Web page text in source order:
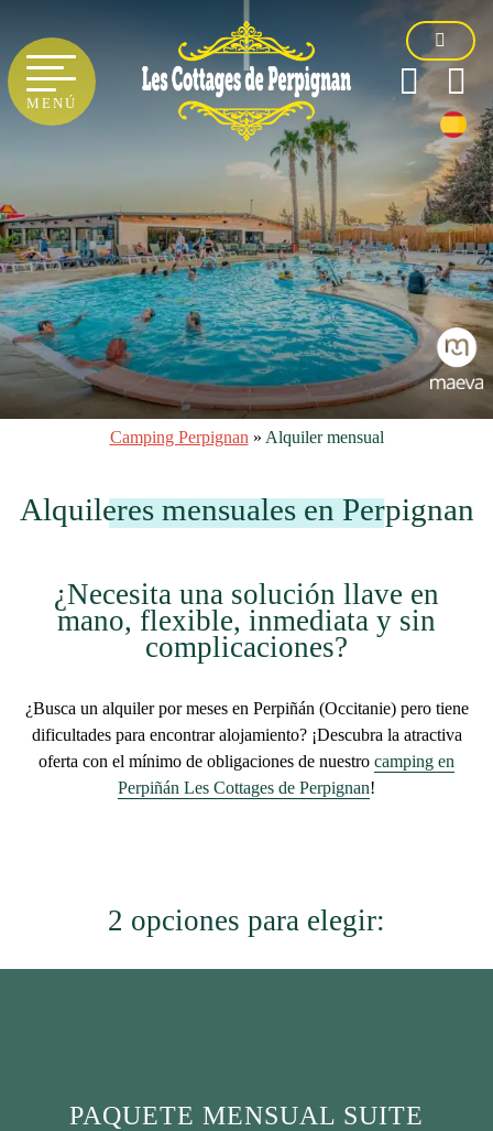
MENÚ
Camping Perpignan » Alquiler mensual
Alquileres mensuales en Perpignan
¿Necesita una solución llave en
mano, flexible, inmediata y sin
complicaciones?
¿Busca un alquiler por meses en Perpiñán (Occitanie) pero tiene
dificultades para encontrar alojamiento? ¡Descubra la atractiva
oferta con el mínimo de obligaciones de nuestro camping en
Perpiñán Les Cottages de Perpignan!
2 opciones para elegir:
PAQUETE MENSUAL SUITE